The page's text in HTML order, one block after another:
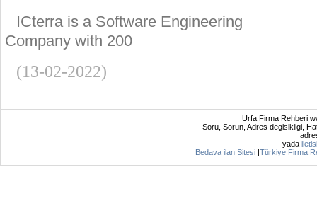
ICterra is a Software Engineering
Company with 200
(13-02-2022)
Urfa Firma Rehberi
Soru, Sorun, Adres degisikligi,
yada
Bedava ilan Sitesi |Türkiye Firma